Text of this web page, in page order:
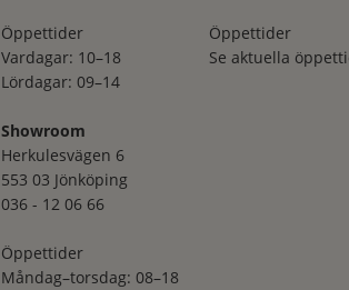
Öppettider
Vardagar: 10–18
Lördagar: 09–14
Showroom
Herkulesvägen 6
553 03 Jönköping
036 - 12 06 66
Öppettider
Måndag–torsdag: 08–18
Öppettider
Se aktuella